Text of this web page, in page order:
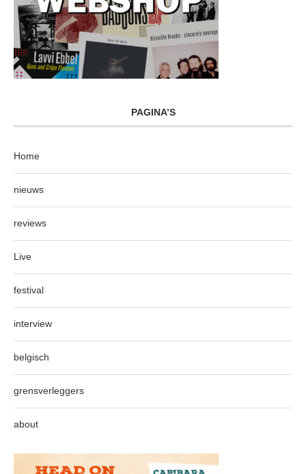
PAGINA’S
Home
nieuws
reviews
Live
festival
interview
belgisch
grensverleggers
about